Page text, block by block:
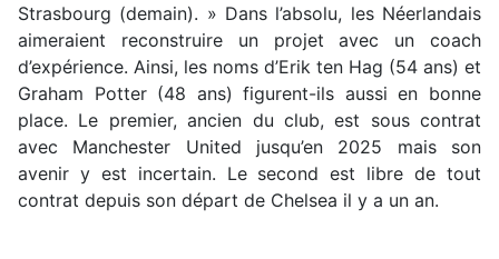
Strasbourg (demain). » Dans l’absolu, les Néerlandais
aimeraient reconstruire un projet avec un coach
d’expérience. Ainsi, les noms d’Erik ten Hag (54 ans) et
Graham Potter (48 ans) figurent-ils aussi en bonne
place. Le premier, ancien du club, est sous contrat
avec Manchester United jusqu’en 2025 mais son
avenir y est incertain. Le second est libre de tout
contrat depuis son départ de Chelsea il y a un an.